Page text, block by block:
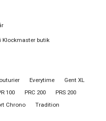
Klockmaster butik
Everytime
Gent XL
100 PRC 200
PRS 200
Chrono
Tradition